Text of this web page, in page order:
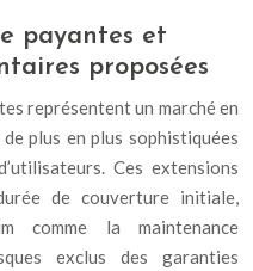
payantes et
proposées
représentent un marché en
plus en plus sophistiquées
Ces extensions
de couverture initiale,
comme la maintenance
exclus des garanties